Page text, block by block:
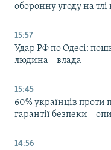
оборонну угоду на
15:57
Удар РФ по Одесі:
людина – влада
15:45
60% українців проти
гарантії безпеки –
14:56